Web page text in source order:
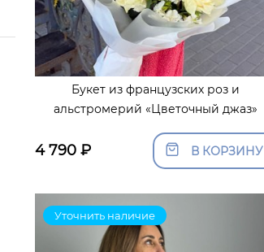
Букет из французских роз и
альстромерий «Цветочный джаз»
4 790 ₽ В КОРЗИНУ
Уточнить наличие